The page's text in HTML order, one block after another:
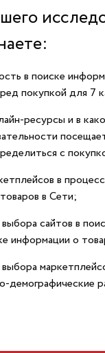
в поиске
покупкой для 7
ресурсы и в
с
в
в Сети;
сайтов в
информации о
демографические